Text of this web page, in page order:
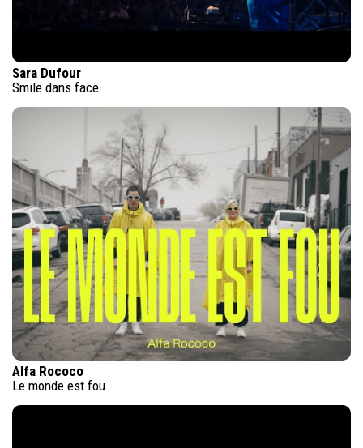
Sara Dufour
Smile dans face
Alfa Rococo
Le monde est fou